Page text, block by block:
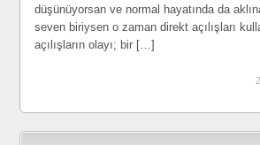
düşünüyorsan ve normal hayatında da
seven biriysen o zaman direkt açılışları
açılışların olayı; bir […]